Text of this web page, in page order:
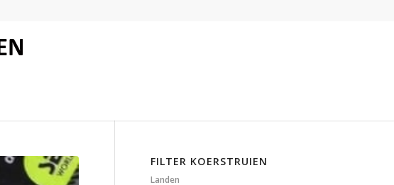
FILTER KOERSTRUIEN
Landen